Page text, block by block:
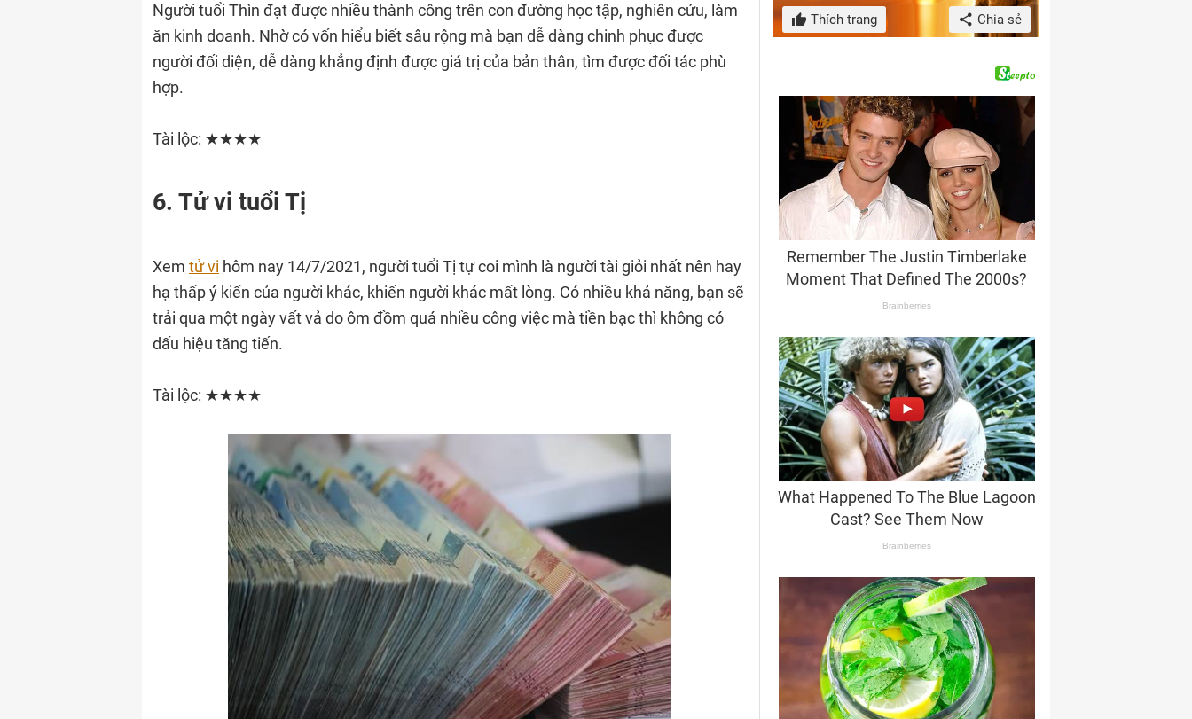
Người tuổi Thìn đạt được nhiều thành công trên con đường học tập, nghiên cứu, làm
ăn kinh doanh. Nhờ có vốn hiểu biết sâu rộng mà bạn dễ dàng chinh phục được
người đối diện, dễ dàng khẳng định được giá trị của bản thân, tìm được đối tác phù
hợp.
Tài lộc: ★★★★
6. Tử vi tuổi Tị
Xem tử vi hôm nay 14/7/2021, người tuổi Tị tự coi mình là người tài giỏi nhất nên hay
hạ thấp ý kiến của người khác, khiến người khác mất lòng. Có nhiều khả năng, bạn sẽ
trải qua một ngày vất vả do ôm đồm quá nhiều công việc mà tiền bạc thì không có
dấu hiệu tăng tiến.
Tài lộc: ★★★★
Thích trang Chia sẻ